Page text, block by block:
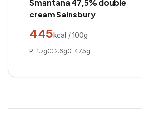
Smantana 47,5% double
cream Sainsbury
445kcal / 100g
P: 1.7gC: 2.6gG: 47.5g